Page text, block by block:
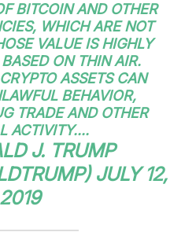
BITCOIN AND OTHER
WHICH ARE NOT
VALUE IS HIGHLY
ON THIN AIR.
ASSETS CAN
BEHAVIOR,
TRADE AND OTHER
ACTIVITY....
J. TRUMP
JULY 12,
2019